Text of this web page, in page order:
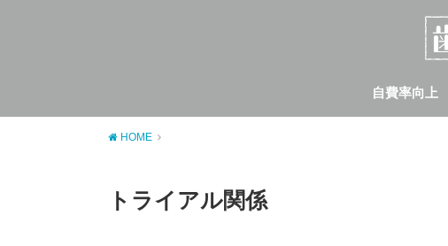
自費率向上
HOME
トライアル関係